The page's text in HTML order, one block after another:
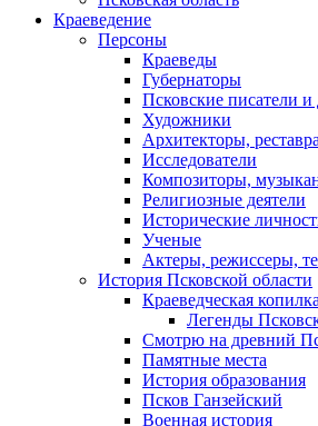
Краеведение
Персоны
Краеведы
Губернаторы
Псковские писатели и
Художники
Архитекторы,
Исследователи
Композиторы,
Религиозные деятели
Исторические
Ученые
Актеры, режиссеры,
История Псковской области
Краеведческая копилка
Легенды
Смотрю на древний
Памятные места
История образования
Псков Ганзейский
Военная история